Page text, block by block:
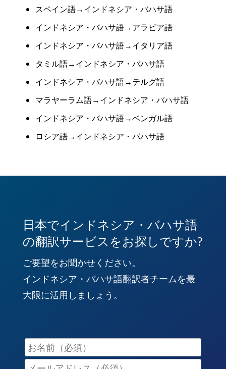
スペイン語→インドネシア・バハサ語
インドネシア・バハサ語→アラビア語
インドネシア・バハサ語→イタリア語
タミル語→インドネシア・バハサ語
インドネシア・バハサ語→テルグ語
マラヤーラム語→インドネシア・バハサ語
インドネシア・バハサ語→ベンガル語
ロシア語→インドネシア・バハサ語
日本でインドネシア・バハサ語
の翻訳サービスをお探しですか?
ご要望をお聞かせください。
インドネシア・バハサ語翻訳者チームを最
大限に活用しましょう。